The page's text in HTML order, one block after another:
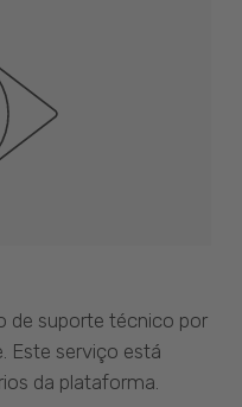
de suporte técnico por
Este serviço está
da plataforma.